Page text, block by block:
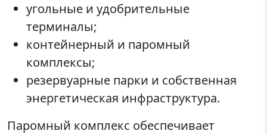
угольные и удобрительные
терминалы;
контейнерный и паромный
комплексы;
резервуарные парки и собственная
энергетическая инфраструктура.
Паромный комплекс обеспечивает